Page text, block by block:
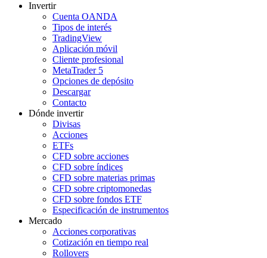
Invertir
Cuenta OANDA
Tipos de interés
TradingView
Aplicación móvil
Cliente profesional
MetaTrader 5
Opciones de depósito
Descargar
Contacto
Dónde invertir
Divisas
Acciones
ETFs
CFD sobre acciones
CFD sobre índices
CFD sobre materias primas
CFD sobre criptomonedas
CFD sobre fondos ETF
Especificación de instrumentos
Mercado
Acciones corporativas
Cotización en tiempo real
Rollovers